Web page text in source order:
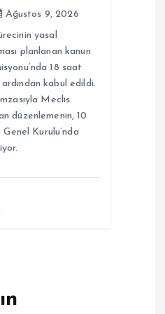
Ağustos 9, 2026
yasal
planlanan kanun
18 saat
kabul edildi.
Meclis
düzenlemenin, 10
Kurulu’nda